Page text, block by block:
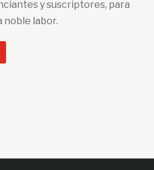
y suscriptores, para
noble labor.